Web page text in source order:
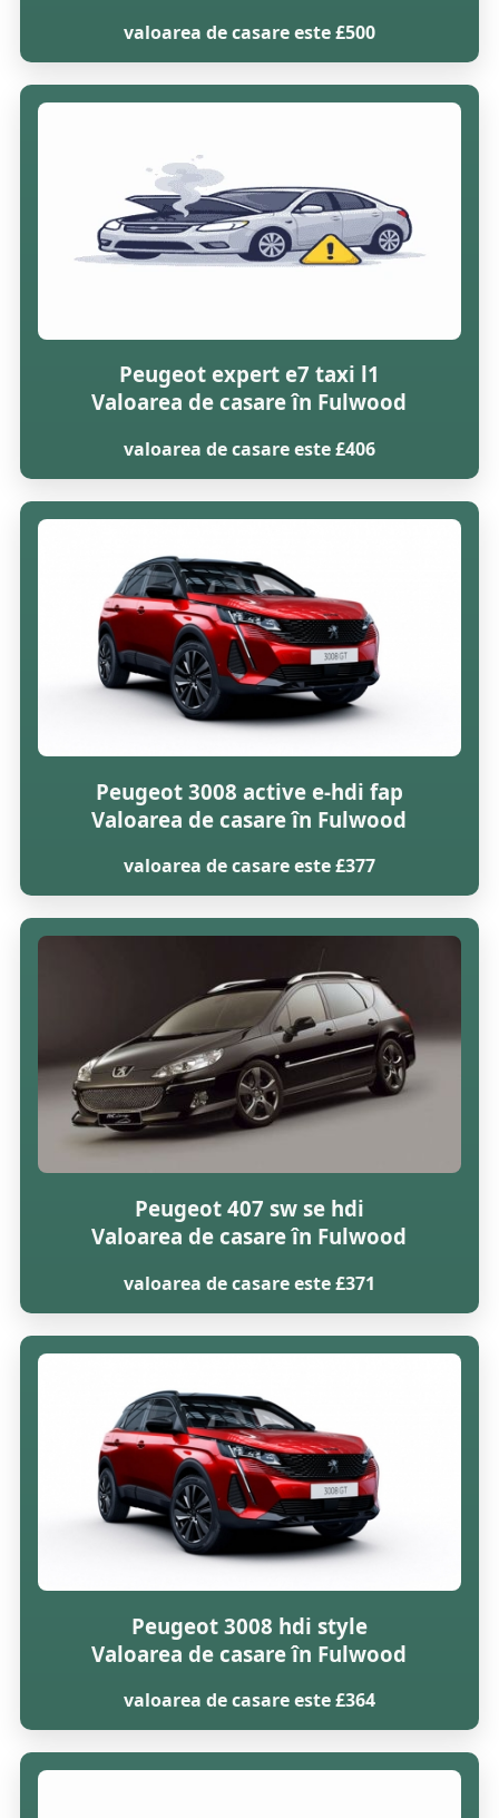
valoarea de casare este £500
Peugeot expert e7 taxi l1
Valoarea de casare în Fulwood
valoarea de casare este £406
Peugeot 3008 active e-hdi fap
Valoarea de casare în Fulwood
valoarea de casare este £377
Peugeot 407 sw se hdi
Valoarea de casare în Fulwood
valoarea de casare este £371
Peugeot 3008 hdi style
Valoarea de casare în Fulwood
valoarea de casare este £364